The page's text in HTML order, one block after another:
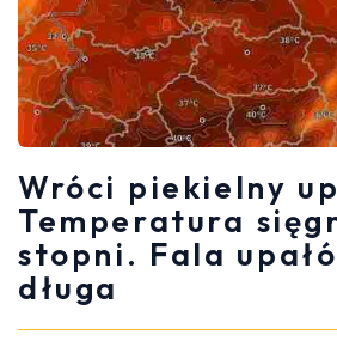
Wróci piekielny
Temperatura
stopni. Fala
długa